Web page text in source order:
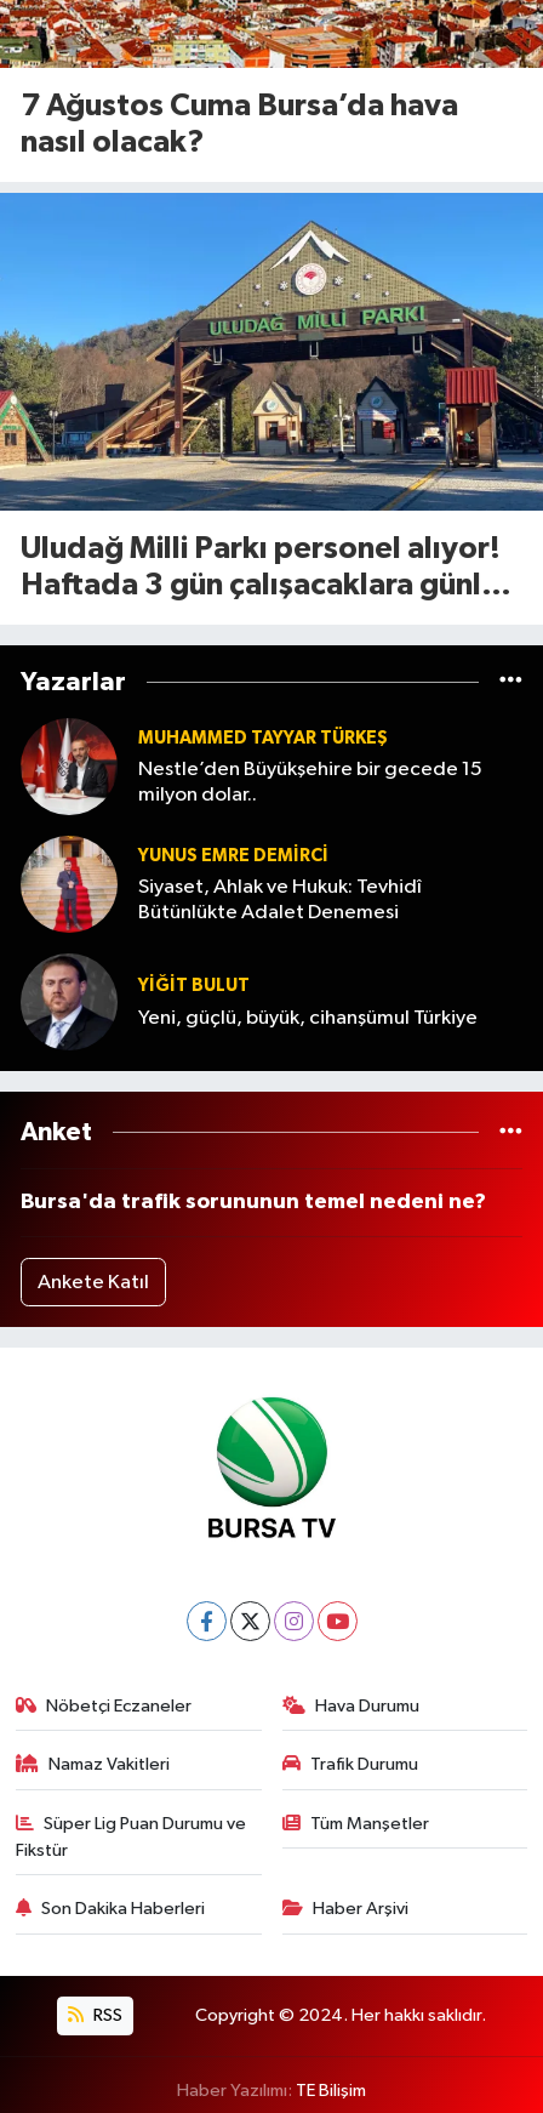
7 Ağustos Cuma Bursa’da hava
nasıl olacak?
Uludağ Milli Parkı personel alıyor!
Haftada 3 gün çalışacaklara günlük
Yazarlar
MUHAMMED TAYYAR TÜRKEŞ
Nestle’den Büyükşehire bir gecede 15
milyon dolar..
YUNUS EMRE DEMIRCI
Siyaset, Ahlak ve Hukuk: Tevhidî
Bütünlükte Adalet Denemesi
YİĞİT BULUT
Yeni, güçlü, büyük, cihanşümul Türkiye
Anket
Bursa'da trafik sorununun temel nedeni ne?
Ankete Katıl
Nöbetçi Eczaneler Hava Durumu
Namaz Vakitleri Trafik Durumu
Süper Lig Puan Durumu ve
Fikstür
Tüm Manşetler
Son Dakika Haberleri Haber Arşivi
RSS Copyright © 2024. Her hakkı saklıdır.
Haber Yazılımı: TE Bilişim